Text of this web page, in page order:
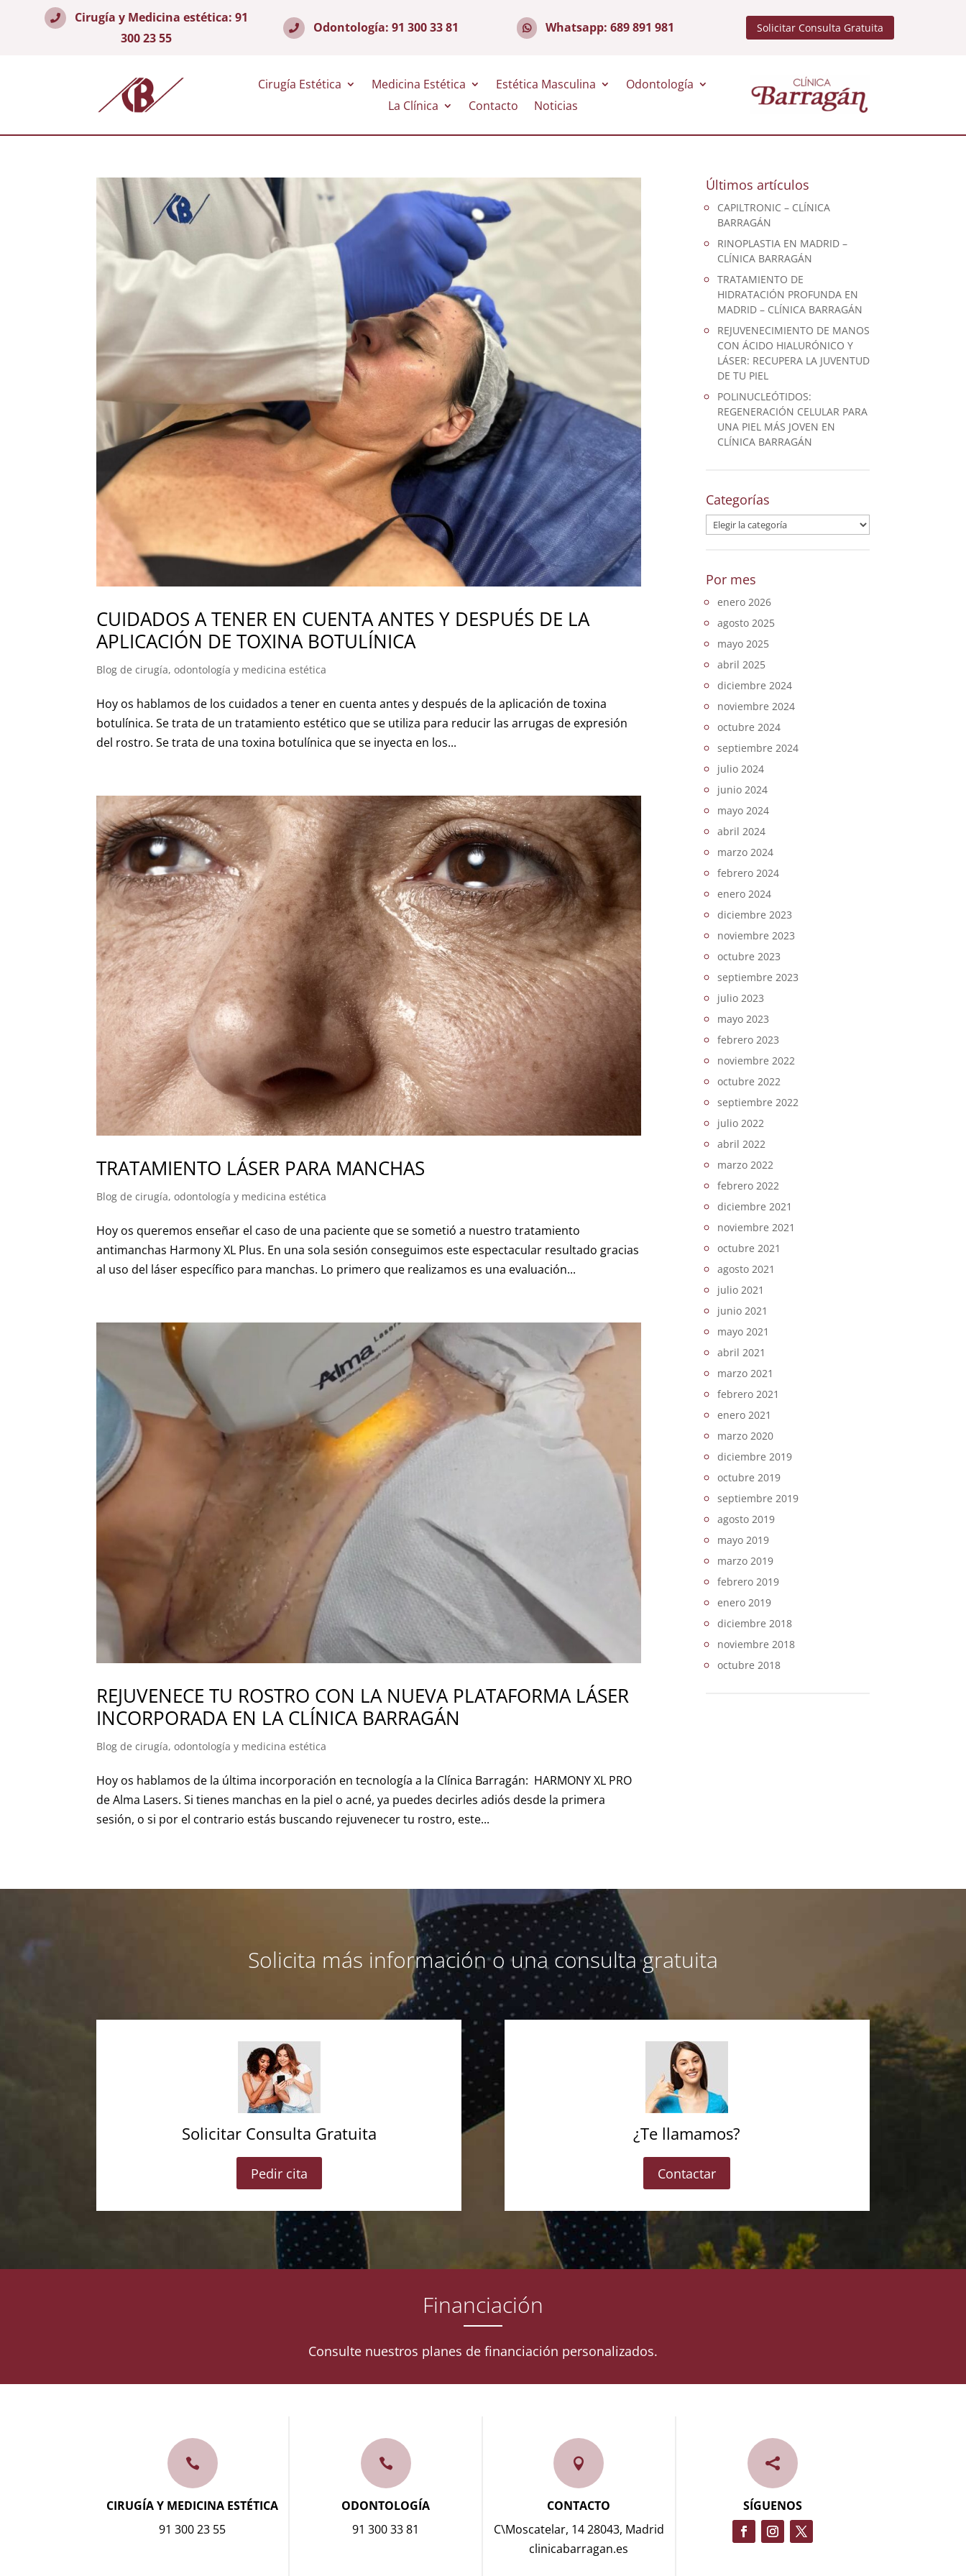
Cirugía y Medicina estética: 91
300 23 55
Odontología: 91 300 33 81 Whatsapp: 689 891 981 Solicitar Consulta Gratuita
Cirugía Estética Medicina Estética Estética Masculina
Odontología
La Clínica
Contacto Noticias
CUIDADOS A TENER EN CUENTA ANTES Y DESPUÉS DE LA
APLICACIÓN DE TOXINA BOTULÍNICA
Blog de cirugía, odontología y medicina estética
Hoy os hablamos de los cuidados a tener en cuenta antes y después de la aplicación de toxina
botulínica. Se trata de un tratamiento estético que se utiliza para reducir las arrugas de expresión
del rostro. Se trata de una toxina botulínica que se inyecta en los...
TRATAMIENTO LÁSER PARA MANCHAS
Blog de cirugía, odontología y medicina estética
Hoy os queremos enseñar el caso de una paciente que se sometió a nuestro tratamiento
antimanchas Harmony XL Plus. En una sola sesión conseguimos este espectacular resultado gracias
al uso del láser específico para manchas. Lo primero que realizamos es una evaluación...
REJUVENECE TU ROSTRO CON LA NUEVA PLATAFORMA LÁSER
INCORPORADA EN LA CLÍNICA BARRAGÁN
Blog de cirugía, odontología y medicina estética
Hoy os hablamos de la última incorporación en tecnología a la Clínica Barragán: HARMONY XL PRO
de Alma Lasers. Si tienes manchas en la piel o acné, ya puedes decirles adiós desde la primera
sesión, o si por el contrario estás buscando rejuvenecer tu rostro, este...
Últimos artículos
CAPILTRONIC – CLÍNICA
BARRAGÁN
RINOPLASTIA EN MADRID –
CLÍNICA BARRAGÁN
TRATAMIENTO DE
HIDRATACIÓN PROFUNDA EN
MADRID – CLÍNICA BARRAGÁN
REJUVENECIMIENTO DE MANOS
CON ÁCIDO HIALURÓNICO Y
LÁSER: RECUPERA LA JUVENTUD
DE TU PIEL
POLINUCLEÓTIDOS:
REGENERACIÓN CELULAR PARA
UNA PIEL MÁS JOVEN EN
CLÍNICA BARRAGÁN
Categorías
Categorías
Por mes
enero 2026
agosto 2025
mayo 2025
abril 2025
diciembre 2024
noviembre 2024
octubre 2024
septiembre 2024
julio 2024
junio 2024
mayo 2024
abril 2024
marzo 2024
febrero 2024
enero 2024
diciembre 2023
noviembre 2023
octubre 2023
septiembre 2023
julio 2023
mayo 2023
febrero 2023
noviembre 2022
octubre 2022
septiembre 2022
julio 2022
abril 2022
marzo 2022
febrero 2022
diciembre 2021
noviembre 2021
octubre 2021
agosto 2021
julio 2021
junio 2021
mayo 2021
abril 2021
marzo 2021
febrero 2021
enero 2021
marzo 2020
diciembre 2019
octubre 2019
septiembre 2019
agosto 2019
mayo 2019
marzo 2019
febrero 2019
enero 2019
diciembre 2018
noviembre 2018
octubre 2018
Solicita más información o una consulta gratuita
Solicitar Consulta Gratuita
Pedir cita
¿Te llamamos?
Contactar
Financiación
Consulte nuestros planes de financiación personalizados.

CIRUGÍA Y MEDICINA ESTÉTICA
91 300 23 55

ODONTOLOGÍA
91 300 33 81

CONTACTO
C\Moscatelar, 14 28043, Madrid
clinicabarragan.es

SÍGUENOS